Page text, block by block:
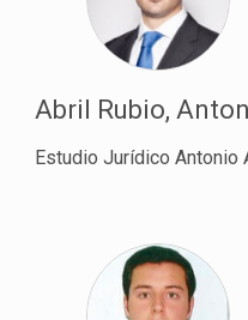
Abril Rubio,
Estudio Jurídico Antonio